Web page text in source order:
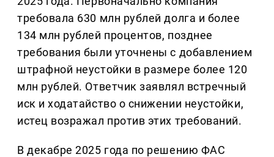
требовала 630 млн рублей долга и более
134 млн рублей процентов, позднее
требования были уточнены с добавлением
штрафной неустойки в размере более 120
млн рублей. Ответчик заявлял встречный
иск и ходатайство о снижении неустойки,
истец возражал против этих требований.
В декабре 2025 года по решению ФАС